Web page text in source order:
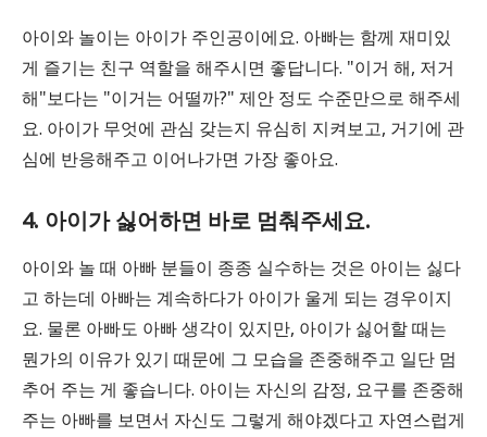
아이와 놀이는 아이가 주인공이에요. 아빠는 함께 재미있
게 즐기는 친구 역할을 해주시면 좋답니다. "이거 해, 저거
해"보다는 "이거는 어떨까?" 제안 정도 수준만으로 해주세
요. 아이가 무엇에 관심 갖는지 유심히 지켜보고, 거기에 관
심에 반응해주고 이어나가면 가장 좋아요.
4. 아이가 싫어하면 바로 멈춰주세요.
아이와 놀 때 아빠 분들이 종종 실수하는 것은 아이는 싫다
고 하는데 아빠는 계속하다가 아이가 울게 되는 경우이지
요. 물론 아빠도 아빠 생각이 있지만, 아이가 싫어할 때는
뭔가의 이유가 있기 때문에 그 모습을 존중해주고 일단 멈
추어 주는 게 좋습니다. 아이는 자신의 감정, 요구를 존중해
주는 아빠를 보면서 자신도 그렇게 해야겠다고 자연스럽게